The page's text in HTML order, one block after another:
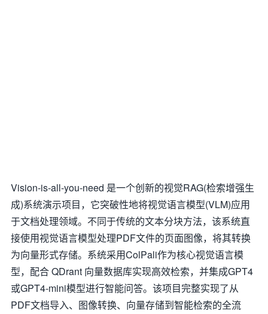
Vision-is-all-you-need 是一个创新的视觉RAG(检索增强生
成)系统演示项目，它突破性地将视觉语言模型(VLM)应用
于文档处理领域。不同于传统的文本分块方法，该系统直
接使用视觉语言模型处理PDF文件的页面图像，将其转换
为向量形式存储。系统采用ColPali作为核心视觉语言模
型，配合 QDrant 向量数据库实现高效检索，并集成GPT4
或GPT4-mini模型进行智能问答。该项目完整实现了从
PDF文档导入、图像转换、向量存储到智能检索的全流